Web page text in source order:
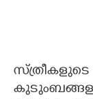
സ്ത്രീകളുടെ